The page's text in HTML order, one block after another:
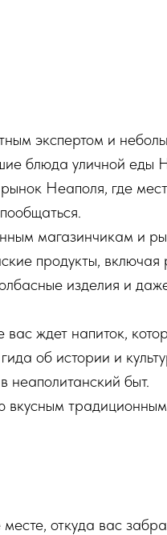
экспертом и
блюда уличной еды
Неаполя, где
магазинчикам и
продукты,
изделия и
ждет напиток,
об истории и
неаполитанский быт.
вкусным
откуда вас